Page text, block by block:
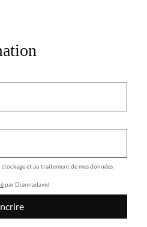
et au traitement de mes données
par Diannadavid